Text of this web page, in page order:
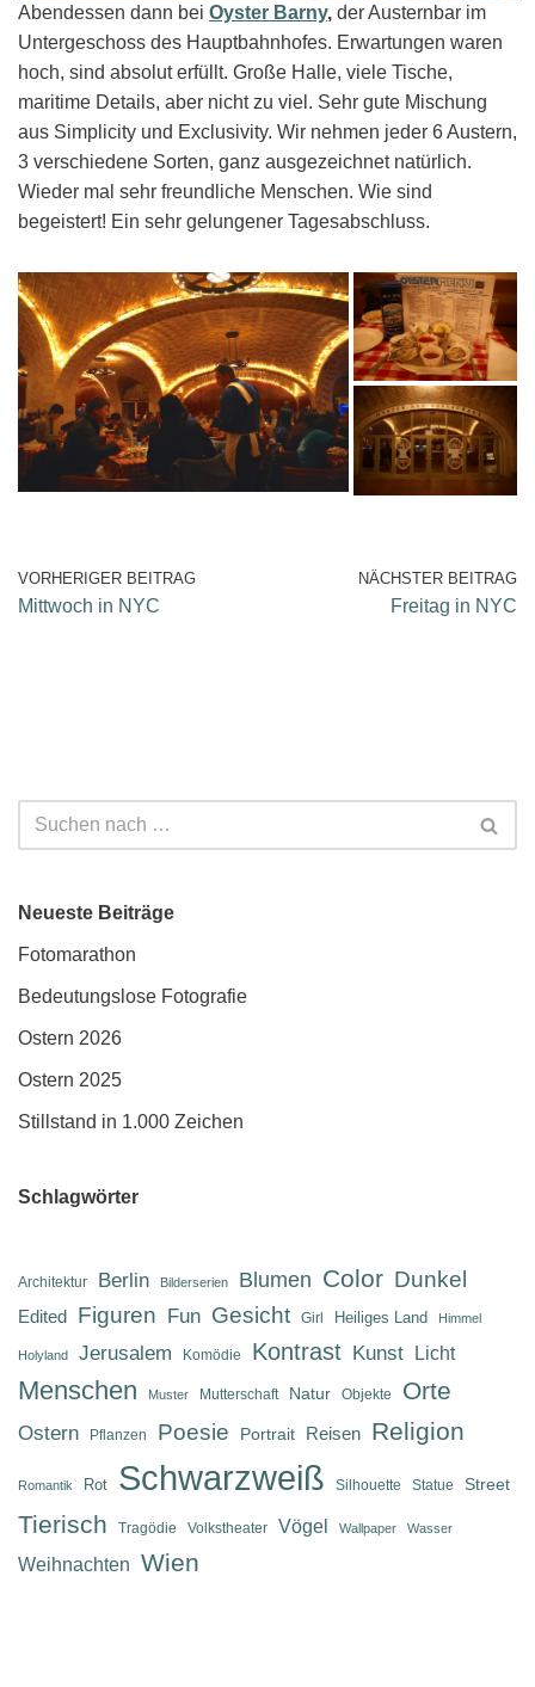
Abendessen dann bei Oyster Barny, der Austernbar im
Untergeschoss des Hauptbahnhofes. Erwartungen waren
hoch, sind absolut erfüllt. Große Halle, viele Tische,
maritime Details, aber nicht zu viel. Sehr gute Mischung
aus Simplicity und Exclusivity. Wir nehmen jeder 6 Austern,
3 verschiedene Sorten, ganz ausgezeichnet natürlich.
Wieder mal sehr freundliche Menschen. Wie sind
begeistert! Ein sehr gelungener Tagesabschluss.
VORHERIGER BEITRAG
Mittwoch in NYC
NÄCHSTER BEITRAG
Freitag in NYC
Neueste Beiträge
Fotomarathon
Bedeutungslose Fotografie
Ostern 2026
Ostern 2025
Stillstand in 1.000 Zeichen
Schlagwörter
Architektur Berlin Bilderserien Blumen Color Dunkel
Edited Figuren Fun Gesicht Girl Heiliges Land Himmel
Holyland Jerusalem Komödie Kontrast Kunst Licht
Menschen Muster Mutterschaft Natur Objekte Orte
Ostern Pflanzen Poesie Portrait Reisen Religion
Romantik Rot Schwarzweiß Silhouette Statue Street
Tierisch Tragödie Volkstheater Vögel Wallpaper Wasser
Weihnachten Wien